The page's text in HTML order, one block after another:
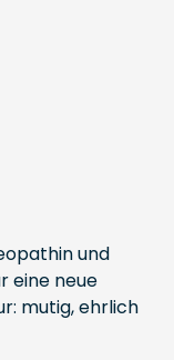
und
eine neue
mutig, ehrlich